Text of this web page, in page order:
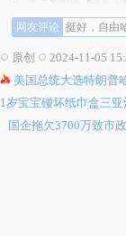
网友评论 这哪是大选
挺好，自由
这哪是大选
这新闻，你
原创 2024-11-05
美国总统大选特朗普
1岁宝宝碰坏纸巾盒三
国企拖欠3700万致市